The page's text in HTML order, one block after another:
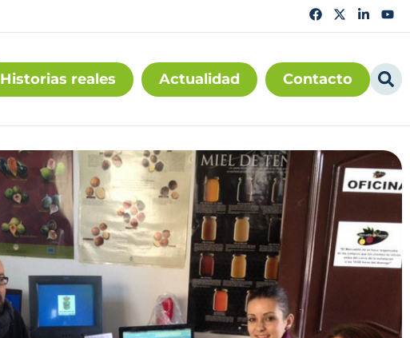
Historias reales Actualidad Contacto